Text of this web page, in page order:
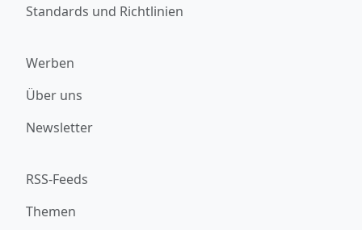
Standards und Richtlinien
Werben
Über uns
Newsletter
RSS-Feeds
Themen